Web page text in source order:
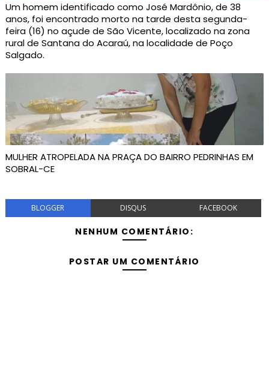
Um homem identificado como José Mardônio, de 38
anos, foi encontrado morto na tarde desta segunda-
feira (16) no açude de São Vicente, localizado na zona
rural de Santana do Acaraú, na localidade de Poço
Salgado.
MULHER ATROPELADA NA PRAÇA DO BAIRRO PEDRINHAS EM
SOBRAL-CE
BLOGGER DISQUS FACEBOOK
NENHUM COMENTÁRIO:
POSTAR UM COMENTÁRIO